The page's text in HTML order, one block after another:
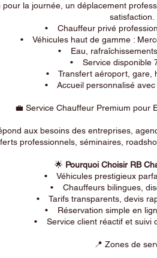
la journée, un déplacement
satisfaction.
• Chauffeur privé
• Véhicules haut de gamme :
• Eau, rafraîchissements
• Service disponible
• Transfert aéroport, gare,
• Accueil personnalisé avec
💼 Service Chauffeur Premium pour
aux besoins des entreprises,
professionnels, séminaires,
🌟 Pourquoi Choisir RB
• Véhicules prestigieux
• Chauffeurs bilingues,
• Tarifs transparents, devis
• Réservation simple en
• Service client réactif et suivi
📍 Zones de